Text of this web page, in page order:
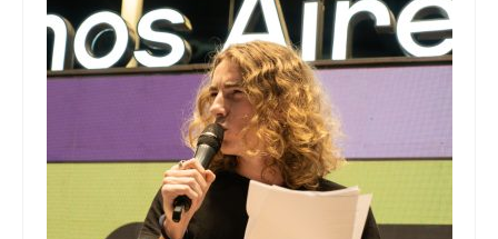
Arxiu
Contacte